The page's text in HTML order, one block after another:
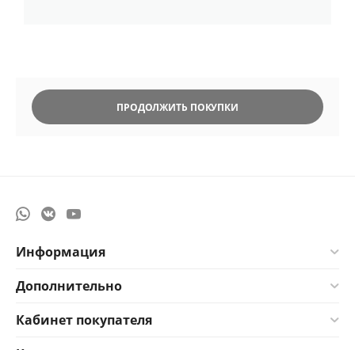
ПРОДОЛЖИТЬ ПОКУПКИ
Информация
Дополнительно
Кабинет покупателя